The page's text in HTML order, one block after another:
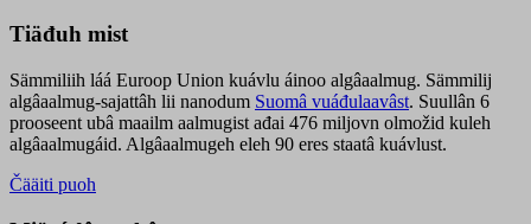
Tiäđuh mist
Sämmiliih láá Euroop Union kuávlu áinoo algâaalmug. Sämmilij
algâaalmug-sajattâh lii nanodum Suomâ vuáđulaavâst. Suullân 6
prooseent ubâ maailm aalmugist ađai 476 miljovn olmožid kuleh
algâaalmugáid. Algâaalmugeh eleh 90 eres staatâ kuávlust.
Čääiti puoh